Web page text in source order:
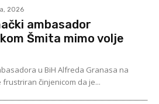
2026
ambasador
Šmita mimo volje
u BiH Alfreda Granasa na
činjenicom da je...